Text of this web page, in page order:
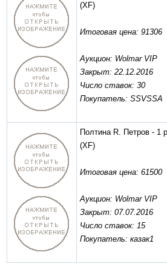
(XF)
Итоговая цена: 91306
Аукцион: Wolmar VIP
Закрыт: 22.12.2016
Число ставок: 30
Покупатель: SSVSSA
Полтина R. Петров - 1
(XF)
Итоговая цена: 61500
Аукцион: Wolmar VIP
Закрыт: 07.07.2016
Число ставок: 15
Покупатель: казак1